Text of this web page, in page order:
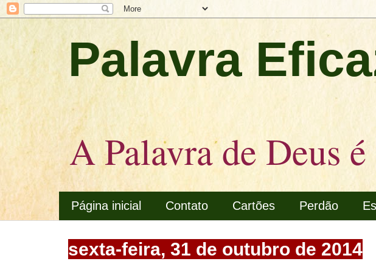
Palavra
A Palavra de Deus
Página inicial Contato Cartões Perdão
sexta-feira, 31 de outubro de 2014